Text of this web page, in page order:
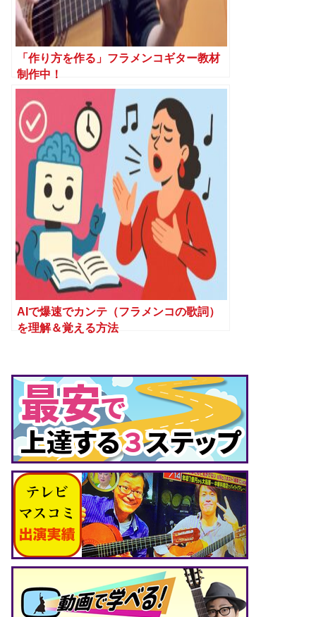
「作り方を作る」フラメンコギター教材
制作中！
AIで爆速でカンテ（フラメンコの歌詞）
を理解＆覚える方法